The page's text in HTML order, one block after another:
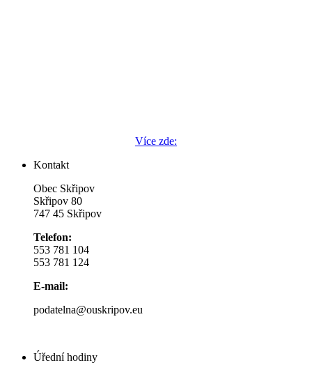
Více zde:
Kontakt
Obec Skřipov
Skřipov 80
747 45 Skřipov
Telefon:
553 781 104
553 781 124
E-mail:
podatelna@ouskripov.eu
Úřední hodiny